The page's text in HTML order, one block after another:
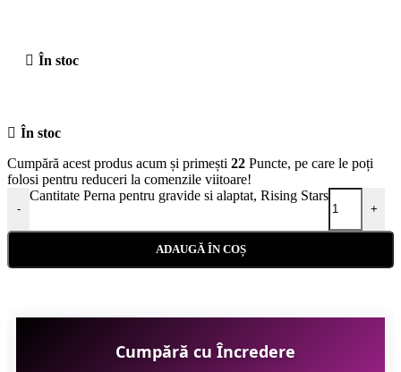
În stoc
În stoc
Cumpără acest produs acum și primești 22 Puncte, pe care le poți
folosi pentru reduceri la comenzile viitoare!
-
Cantitate Perna pentru gravide si alaptat, Rising Stars
+
ADAUGĂ ÎN COȘ
Cumpără cu Încredere